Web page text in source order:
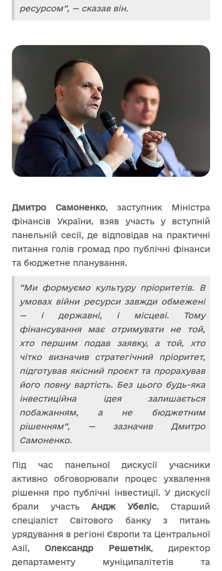
ресурсом”, — сказав він.
Дмитро Самоненко, заступник Міністра
фінансів України, взяв участь у вступній
панельній сесії, де відповідав на практичні
питання голів громад про публічні фінанси
та бюджетне планування.
“Ми формуємо культуру пріоритетів. В
умовах війни ресурси завжди обмежені
— і державні, і місцеві. Тому
фінансування має отримувати не той,
хто першим подав заявку, а той, хто
чітко визначив стратегічний пріоритет,
підготував якісний проєкт та прорахував
його повну вартість. Без цього будь-яка
інвестиційна ідея залишається
побажанням, а не бюджетним
рішенням”, — зазначив Дмитро
Самоненко.
Під час панельної дискусії учасники
активно обговорювали процес ухвалення
рішення про публічні інвестиції. У дискусії
брали участь Андж Убеліс, Старший
спеціаліст Світового банку з питань
урядування в регіоні Європи та Центральної
Азії, Олександр Решетнік, директор
департаменту муніципалітетів та